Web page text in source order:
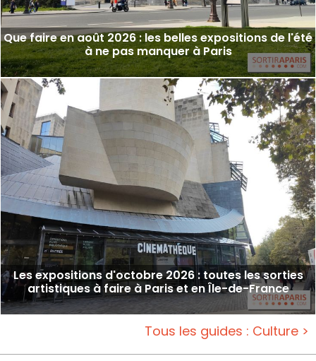
Que faire en août 2026 : les belles expositions de l'été
à ne pas manquer à Paris
Les expositions d'octobre 2026 : toutes les sorties
artistiques à faire à Paris et en Île-de-France
Tous les guides : Culture >